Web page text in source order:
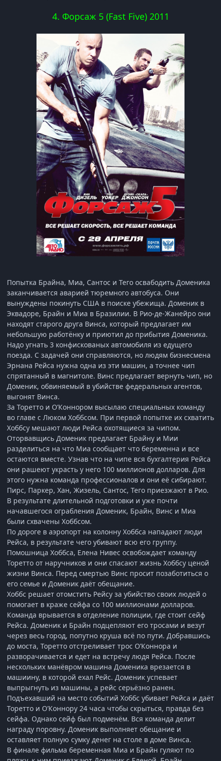
4. Форсаж 5 (Fast Five) 2011
Попытка Брайна, Миа, Сантос и Тего освабодить Доменика
заканчивается аварией тюремного автобуса. Они
вынуждены покинуть США в поиске убежища. Доменик в
Эквадоре, Брайн и Миа в Бразилии. В Рио-де-Жанейро они
находят старого друга Винса, который предлагает им
небольшую работёнку и приютил до прибытия Доменика.
Надо угнать 3 конфискованых автомобиля из едущего
поезда. С задачей они справляются, но людям бизнесмена
Эрнана Рейса нужна одна из эти машин, а точнее чип
спрятанный в магнитоле. Винс предлагает вернуть чип, но
Доменик, обвиняемый в убийстве федеральных агентов,
выгонят Винса.
За Торетто и О’Коннором высылаю специальных команду
во главе с Люком Хоббсом. При первой попытке их схватить
Хоббсу мешают люди Рейса охотящиеся за чипом.
Оторвавщись Доменик предлагает Брайну и Мии
разделиться на что Миа сообщает что беременна и все
остаются вместе. Узнав что на чипе вся бухгалтерия Рейса
они рашеют украсть у него 100 миллионов долларов. Для
этого нужна команда профессионалов и они её сибирают.
Пирс, Паркер, Хан, Жизель, Сантос, Тего приезжают в Рио.
В результате длительной подготовки и уже почти
начавшегося ограбления Доменик, Брайн, Винс и Миа
были схвачены Хоббсом.
По дороге в аэропорт на колонну Хоббса нападают люди
Рейса, в результате чего убивают всю его группу.
Помошница Хоббса, Елена Нивес освобождает команду
Торетто от наручников и они спасают жизнь Хоббсу ценой
жизни Винса. Перед смертью Винс просит позаботиться о
его семье и Доменик даёт обещание.
Хоббс решает отомстить Рейсу за убийство своих людей о
помогает в краже сейфа со 100 миллионами долларов.
Команда врывается в отделение полиции, где стоит сейф
Рейса. Доменик и Брайн подцепляют его тросами и везут
через весь город, попутно круша всё по пути. Добравшись
до моста, Торетто отстреливает трос О’Коннора и
разворачивается и едет на встречу людя Рейса. После
нескольких манёвром машина Доменика врезается в
машиину, в которой ехал Рейс. Доменик успевает
выпрыгнуть из машины, а рейс серьёзно ранен.
Подъехавший на место событий Хоббс убивает Рейса и даёт
Торетто и О’Коннору 24 часа чтобы скрыться, правда без
сейфа. Однако сейф был подменём. Вся команда делит
награду поровну. Доменик выполняет обещание и
оставляет полную сумку денег на столе в доме Винса.
В финале фильма беременная Миа и Брайн гуляют по